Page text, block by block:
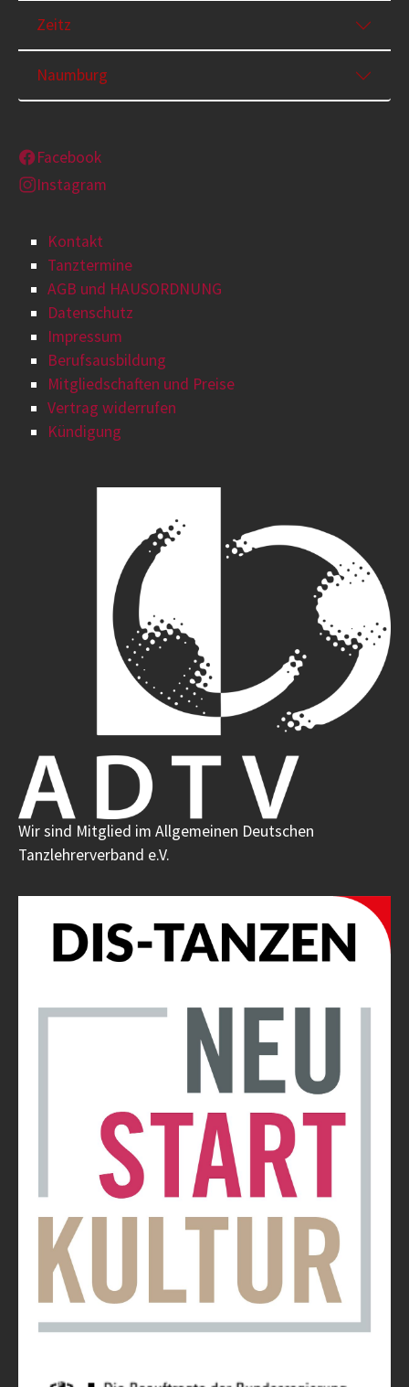
Zeitz
Naumburg
Facebook
Instagram
Kontakt
Tanztermine
AGB und HAUSORDNUNG
Datenschutz
Impressum
Berufsausbildung
Mitgliedschaften und Preise
Vertrag widerrufen
Kündigung
Wir sind Mitglied im Allgemeinen Deutschen
Tanzlehrerverband e.V.